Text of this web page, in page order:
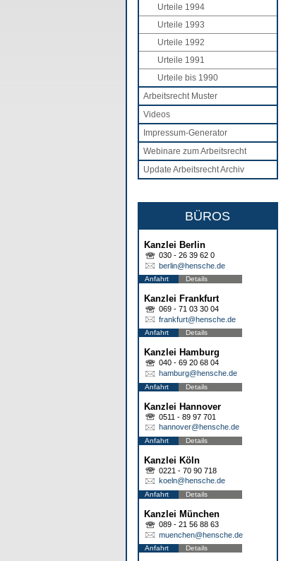
Urteile 1994
Urteile 1993
Urteile 1992
Urteile 1991
Urteile bis 1990
Arbeitsrecht Muster
Videos
Impressum-Generator
Webinare zum Arbeitsrecht
Update Arbeitsrecht Archiv
BÜROS
Kanzlei Berlin
030 - 26 39 62 0
berlin@hensche.de
Anfahrt Details
Kanzlei Frankfurt
069 - 71 03 30 04
frankfurt@hensche.de
Anfahrt Details
Kanzlei Hamburg
040 - 69 20 68 04
hamburg@hensche.de
Anfahrt Details
Kanzlei Hannover
0511 - 89 97 701
hannover@hensche.de
Anfahrt Details
Kanzlei Köln
0221 - 70 90 718
koeln@hensche.de
Anfahrt Details
Kanzlei München
089 - 21 56 88 63
muenchen@hensche.de
Anfahrt Details